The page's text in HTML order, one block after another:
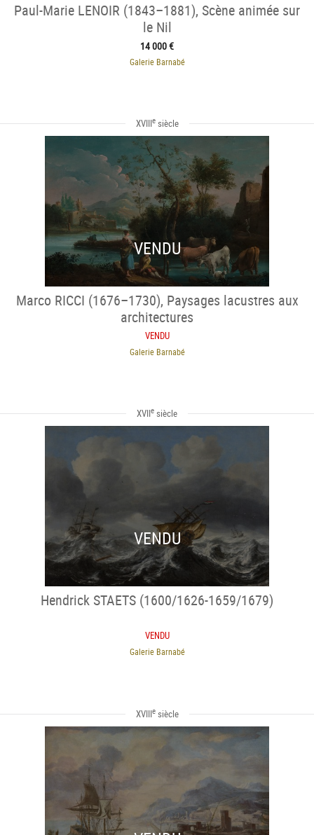
Paul-Marie LENOIR (1843–1881), Scène animée sur
le Nil
14 000 €
Galerie Barnabé
XVIIIesiècle
VENDU
Marco RICCI (1676–1730), Paysages lacustres aux
architectures
VENDU
Galerie Barnabé
XVIIe siècle
VENDU
Hendrick STAETS (1600/1626-1659/1679)
VENDU
Galerie Barnabé
XVIIIesiècle